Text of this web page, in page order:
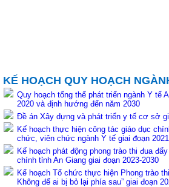
KẾ HOẠCH QUY HOẠCH
Quy hoạch tổng thể phát triển ngành Y tế
2020 và định hướng đến năm 2030
Đề án Xây dựng và phát triển y tế cơ sở
Kế hoạch thực hiện công tác giáo dục
chức, viên chức ngành Y tế giai đoạn
Kế hoạch phát động phong trào thi đua
chính tỉnh An Giang giai đoạn 2023-2030
Kế hoạch Tổ chức thực hiện Phong trào
Không để ai bị bỏ lại phía sau” giai đoạn